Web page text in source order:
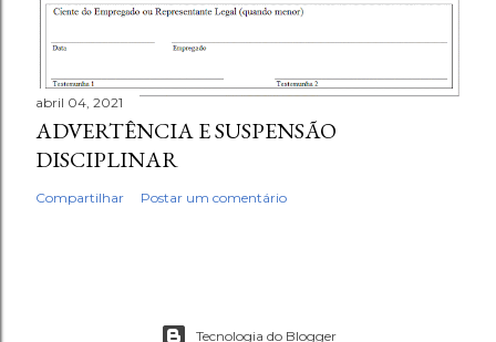
abril 04, 2021
ADVERTÊNCIA E SUSPENSÃO
DISCIPLINAR
Compartilhar Postar um comentário
Tecnologia do Blogger